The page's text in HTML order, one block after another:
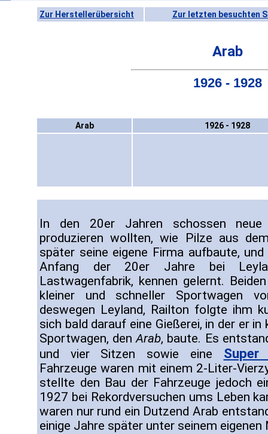
Zur Herstellerübersicht Zur letzten besuchten
Arab
1926 - 1928
Arab 1926 - 1928
In den 20er Jahren schossen neue
produzieren wollten, wie Pilze aus
später seine eigene Firma aufbaute,
Anfang der 20er Jahre bei
Lastwagenfabrik, kennen gelernt.
kleiner und schneller Sportwagen
deswegen Leyland, Railton folgte ihm
sich bald darauf eine Gießerei, in der er in
Sportwagen, denArab, baute. Es
und vier Sitzen sowie eine Super
Fahrzeuge waren mit einem 2-Liter-
stellte den Bau der Fahrzeuge jedoch
1927 bei Rekordversuchen ums Leben
waren nur rund ein Dutzend Arab
einige Jahre später unter seinem eigenen